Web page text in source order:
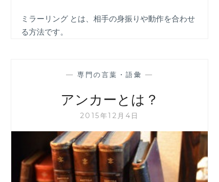
ミラーリング とは、相手の身振りや動作を合わせ
る方法です。
— 専門の言葉・語彙 —
アンカーとは？
2015年12月4日